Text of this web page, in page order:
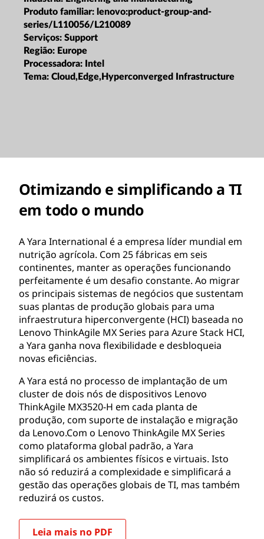
Produto familiar: lenovo:product-group-and-
series/L110056/L210089
Serviços: Support
Região: Europe
Processadora: Intel
Tema: Cloud,Edge,Hyperconverged Infrastructure
Otimizando e simplificando a TI
em todo o mundo
A Yara International é a empresa líder mundial em
nutrição agrícola. Com 25 fábricas em seis
continentes, manter as operações funcionando
perfeitamente é um desafio constante. Ao migrar
os principais sistemas de negócios que sustentam
suas plantas de produção globais para uma
infraestrutura hiperconvergente (HCI) baseada no
Lenovo ThinkAgile MX Series para Azure Stack HCI,
a Yara ganha nova flexibilidade e desbloqueia
novas eficiências.
A Yara está no processo de implantação de um
cluster de dois nós de dispositivos Lenovo
ThinkAgile MX3520-H em cada planta de
produção, com suporte de instalação e migração
da Lenovo.Com o Lenovo ThinkAgile MX Series
como plataforma global padrão, a Yara
simplificará os ambientes físicos e virtuais. Isto
não só reduzirá a complexidade e simplificará a
gestão das operações globais de TI, mas também
reduzirá os custos.
Leia mais no PDF